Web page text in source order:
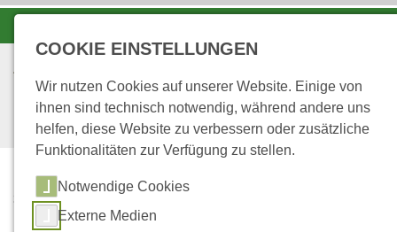
STARTSEITE ...
COOKIE EINSTELLUNGEN
Wir nutzen Cookies auf unserer Website. Einige von
ihnen sind technisch notwendig, während andere uns
helfen, diese Website zu verbessern oder zusätzliche
Funktionalitäten zur Verfügung zu stellen.
Notwendige Cookies
Externe Medien